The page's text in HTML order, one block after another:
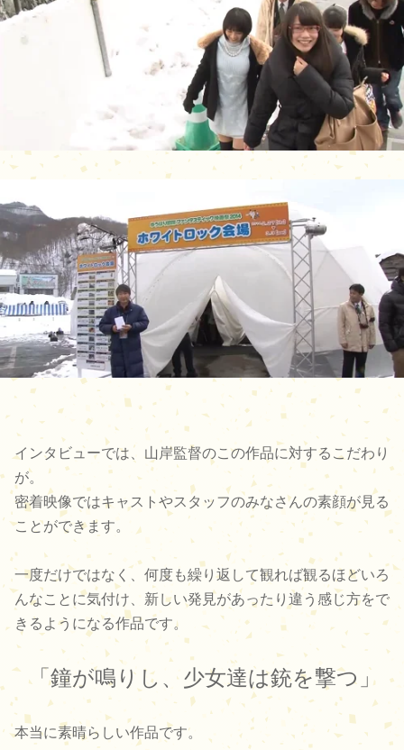
インタビューでは、山岸監督のこの作品に対するこだわり
が。
密着映像ではキャストやスタッフのみなさんの素顔が見る
ことができます。
一度だけではなく、何度も繰り返して観れば観るほどいろ
んなことに気付け、新しい発見があったり違う感じ方をで
きるようになる作品です。
「鐘が鳴りし、少女達は銃を撃つ」
本当に素晴らしい作品です。